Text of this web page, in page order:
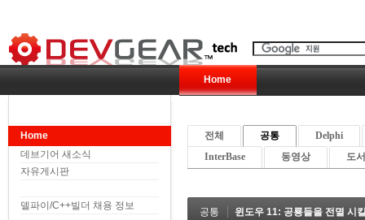
Home
Home
데브기어 새소식
자유게시판
델파이/C++빌더 채용 정보
전체 공통
Delphi
InterBase
동영상 도
공통 윈도우 11: 공룡들을 전멸 시